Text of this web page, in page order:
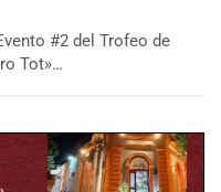
#2 del Trofeo de
Tot»…